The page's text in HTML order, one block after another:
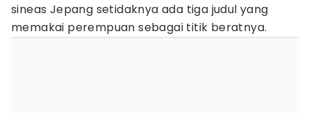
sineas Jepang setidaknya ada tiga judul yang
memakai perempuan sebagai titik beratnya.